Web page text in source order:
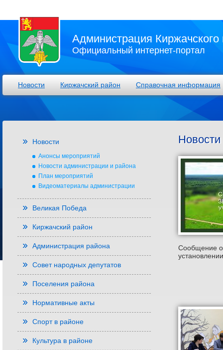
Администрация
Официальный интернет-портал
Новости Киржачский район Справочная информация
Новости
Анонсы мероприятий
Новости администрации и района
План мероприятий
Видеоматериалы администрации
Великая Победа
Киржачский район
Администрация района
Совет народных депутатов
Поселения района
Нормативные акты
Спорт в районе
Культура в районе
Сообщение